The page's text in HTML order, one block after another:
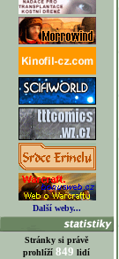
Další weby...
Stránky si právě
prohlíží 849 lidí